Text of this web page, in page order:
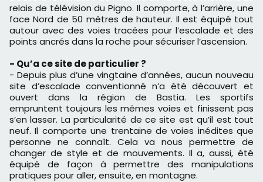
relais de télévision du Pigno. Il comporte, à l’arrière, une
face Nord de 50 mètres de hauteur. Il est équipé tout
autour avec des voies tracées pour l’escalade et des
points ancrés dans la roche pour sécuriser l’ascension.
- Qu’a ce site de particulier ?
- Depuis plus d’une vingtaine d’années, aucun nouveau
site d’escalade conventionné n’a été découvert et
ouvert dans la région de Bastia. Les sportifs
empruntent toujours les mêmes voies et finissent pas
s’en lasser. La particularité de ce site est qu’il est tout
neuf. Il comporte une trentaine de voies inédites que
personne ne connaît. Cela va nous permettre de
changer de style et de mouvements. Il a, aussi, été
équipé de façon à permettre des manipulations
pratiques pour aller, ensuite, en montagne.